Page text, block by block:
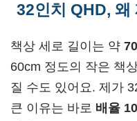
32인치 QHD, 왜
책상 세로 길이는 약
60cm 정도의 작은 책
질 수도 있어요. 제가
큰 이유는 바로 배율